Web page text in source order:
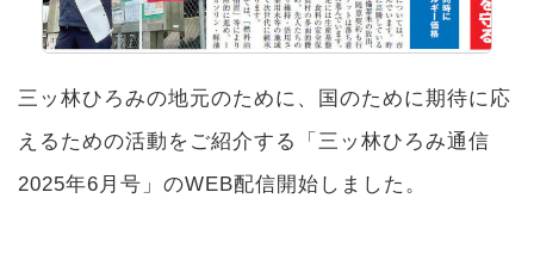
三ッ林ひろみの地元のために、国のために期待に応
えるための活動をご紹介する「三ッ林ひろみ通信
2025年6月号」のWEB配信開始しました。